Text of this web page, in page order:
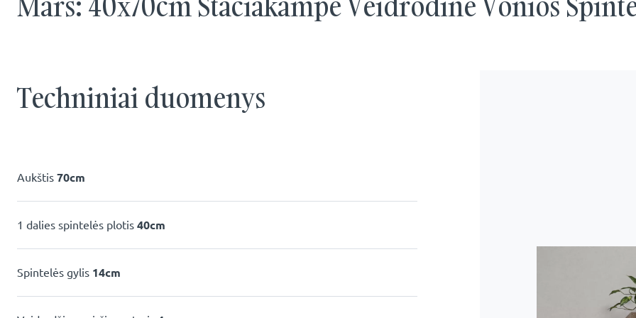
Techniniai duomenys
Aukštis 70cm
1 dalies spintelės plotis 40cm
Spintelės gylis 14cm